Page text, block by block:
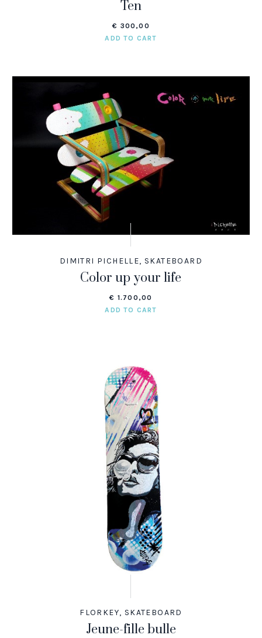
Ten
€ 300,00
ADD TO CART
DIMITRI PICHELLE, SKATEBOARD
Color up your life
€ 1.700,00
ADD TO CART
FLORKEY, SKATEBOARD
Jeune-fille bulle